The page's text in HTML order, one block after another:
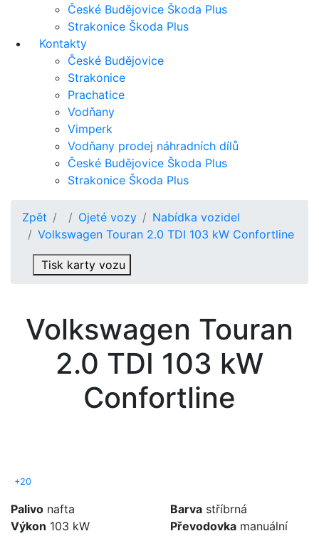
České Budějovice Škoda Plus
Strakonice Škoda Plus
Kontakty
České Budějovice
Strakonice
Prachatice
Vodňany
Vimperk
Vodňany prodej náhradních dílů
České Budějovice Škoda Plus
Strakonice Škoda Plus
Zpět Ojeté vozy
Nabídka vozidel
Volkswagen Touran 2.0 TDI 103 kW Confortline
Tisk karty vozu
Volkswagen Touran
2.0 TDI 103 kW
Confortline
+20
Palivo nafta Barva stříbrná
Výkon 103 kW Převodovka manuální